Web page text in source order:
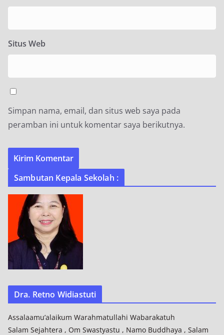
Situs Web
Simpan nama, email, dan situs web saya pada
peramban ini untuk komentar saya berikutnya.
Sambutan Kepala Sekolah :
Dra. Retno Widiastuti
Assalaamu’alaikum Warahmatullahi Wabarakatuh
Salam Sejahtera , Om Swastyastu , Namo Buddhaya , Salam